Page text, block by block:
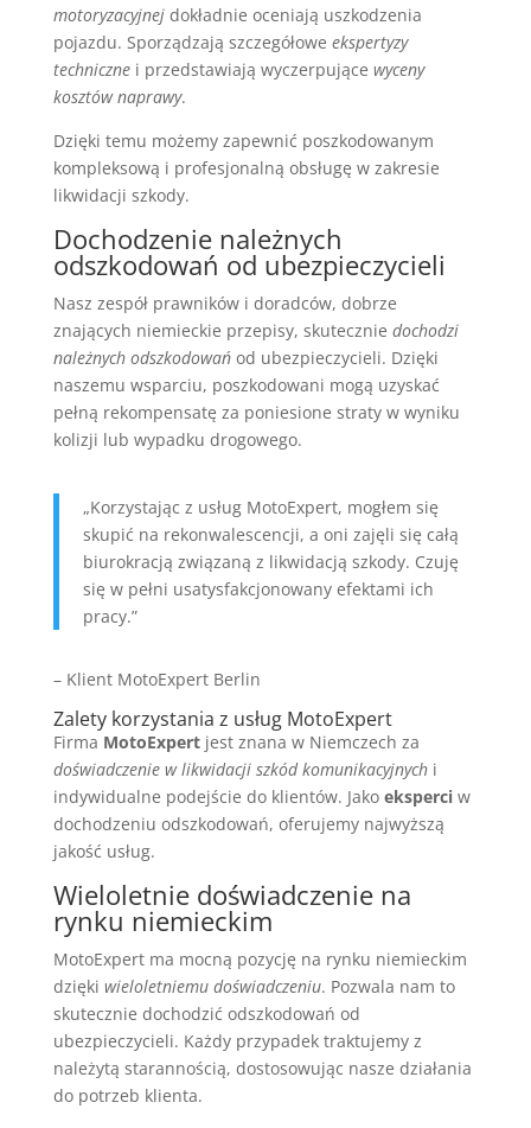
motoryzacyjnejdokładnie oceniają uszkodzenia
pojazdu. Sporządzają szczegółowe ekspertyzy
technicznei przedstawiają wyczerpujące wyceny
kosztów naprawy.
Dzięki temu możemy zapewnić poszkodowanym
kompleksową i profesjonalną obsługę w zakresie
likwidacji szkody.
Dochodzenie należnych
odszkodowań od ubezpieczycieli
Nasz zespół prawników i doradców, dobrze
znających niemieckie przepisy, skutecznie dochodzi
należnych odszkodowańod ubezpieczycieli. Dzięki
naszemu wsparciu, poszkodowani mogą uzyskać
pełną rekompensatę za poniesione straty w wyniku
kolizji lub wypadku drogowego.
„Korzystając z usług MotoExpert, mogłem się
skupić na rekonwalescencji, a oni zajęli się całą
biurokracją związaną z likwidacją szkody. Czuję
się w pełni usatysfakcjonowany efektami ich
pracy.”
– Klient MotoExpert Berlin
Zalety korzystania z usług MotoExpert
Firma MotoExpertjest znana w Niemczech za
doświadczenie w likwidacji szkód komunikacyjnychi
indywidualne podejście do klientów. Jako eksperciw
dochodzeniu odszkodowań, oferujemy najwyższą
jakość usług.
Wieloletnie doświadczenie na
rynku niemieckim
MotoExpert ma mocną pozycję na rynku niemieckim
dzięki wieloletniemu doświadczeniu. Pozwala nam to
skutecznie dochodzić odszkodowań od
ubezpieczycieli. Każdy przypadek traktujemy z
należytą starannością, dostosowując nasze działania
do potrzeb klienta.